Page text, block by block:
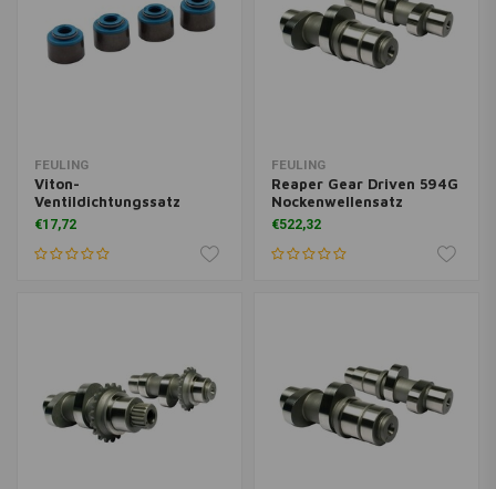
FEULING
Viton-
Ventildichtungssatz
€17,72
FEULING
Reaper Gear Driven 594G
Nockenwellensatz
€522,32